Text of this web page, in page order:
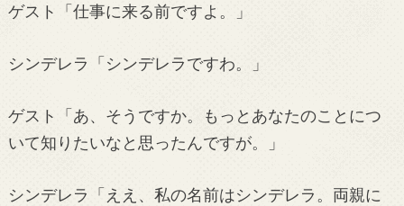
ゲスト「仕事に来る前ですよ。」
シンデレラ「シンデレラですわ。」
ゲスト「あ、そうですか。もっとあなたのことにつ
いて知りたいなと思ったんですが。」
シンデレラ「ええ、私の名前はシンデレラ。両親に